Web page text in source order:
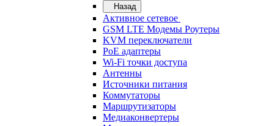
Назад
Активное сетевое
GSM LTE Модемы Роутеры
KVM переключатели
PoE адаптеры
Wi-Fi точки доступа
Антенны
Источники питания
Коммутаторы
Маршрутизаторы
Медиаконвертеры